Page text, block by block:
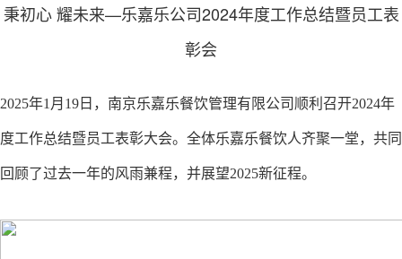
秉初心 耀未来—乐嘉乐公司2024年度工作总结暨员工表
彰会
2025年1月19日，南京乐嘉乐餐饮管理有限公司顺利召开2024年
度工作总结暨员工表彰大会。全体乐嘉乐餐饮人齐聚一堂，共同
回顾了过去一年的风雨兼程，并展望2025新征程。